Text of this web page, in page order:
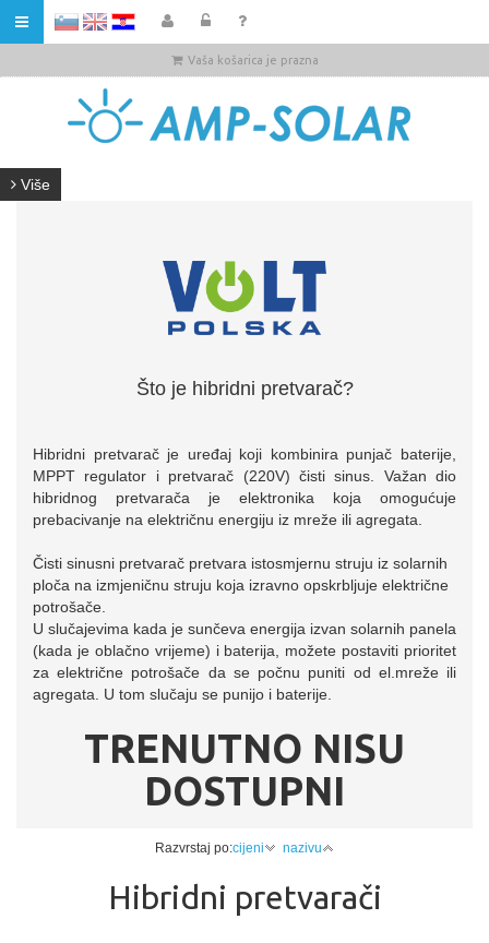
Vaša košarica je prazna
Više
Što je hibridni pretvarač?
Hibridni pretvarač je uređaj koji kombinira punjač baterije,
MPPT regulator i pretvarač (220V) čisti sinus. Važan dio
hibridnog pretvarača je elektronika koja omogućuje
prebacivanje na električnu energiju iz mreže ili agregata.
Čisti sinusni pretvarač pretvara istosmjernu struju iz solarnih
ploča na izmjeničnu struju koja izravno opskrbljuje električne
potrošače.
U slučajevima kada je sunčeva energija izvan solarnih panela
(kada je oblačno vrijeme) i baterija, možete postaviti prioritet
za električne potrošače da se počnu puniti od el.mreže ili
agregata. U tom slučaju se punijo i baterije.
TRENUTNO NISU
DOSTUPNI
Razvrstaj po:cijeni nazivu
Hibridni pretvarači